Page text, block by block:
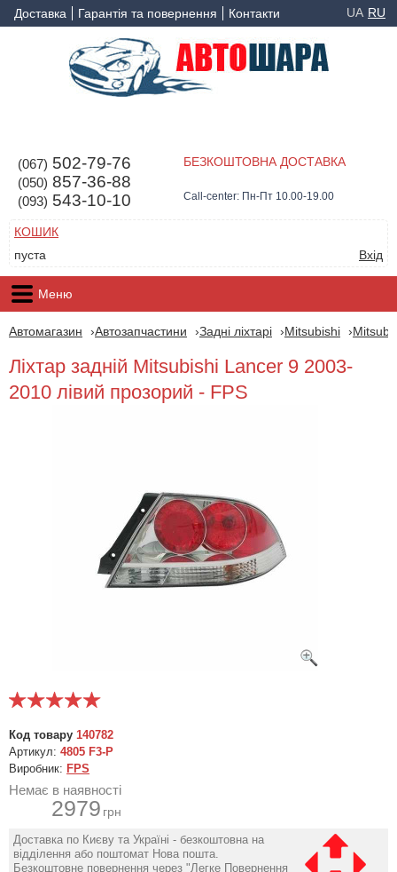
Доставка Гарантія та повернення Контакти UA RU
(067) 502-79-76
(050) 857-36-88
(093) 543-10-10
БЕЗКОШТОВНА ДОСТАВКА
Call-center: Пн-Пт 10.00-19.00
КОШИК
пуста
Вхід
Меню
Автомагазин Автозапчастини Задні ліхтарі Mitsubishi
Ліхтар задній Mitsubishi Lancer 9 2003-
2010 лівий прозорий - FPS
Код товару 140782
Артикул: 4805 F3-P
Виробник: FPS
Немає в наявності
2979 грн
Доставка по Києву та Україні - безкоштовна на
відділення або поштомат Нова пошта.
Безкоштовне повернення через "Легке Повернення